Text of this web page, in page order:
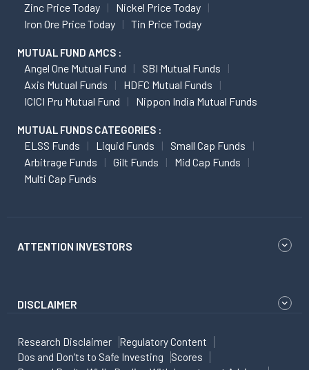
Zinc Price Today
Nickel Price Today
Iron Ore Price Today
Tin Price Today
MUTUAL FUND AMCS :
Angel One Mutual Fund
SBI Mutual Funds
Axis Mutual Funds
HDFC Mutual Funds
ICICI Pru Mutual Fund
Nippon India Mutual Funds
MUTUAL FUNDS CATEGORIES :
ELSS Funds Liquid Funds
Small Cap Funds
Arbitrage Funds
Gilt Funds
Mid Cap Funds
Multi Cap Funds
ATTENTION INVESTORS
DISCLAIMER
Research Disclaimer
Regulatory Content
Dos and Don'ts to Safe Investing
Scores